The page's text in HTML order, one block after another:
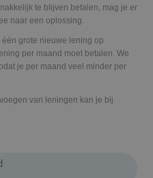
te blijven betalen, mag je er
naar een oplossing.
grote nieuwe lening op
per maand moet betalen. We
je per maand veel minder per
van leningen kan je bij